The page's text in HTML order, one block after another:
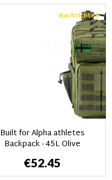
Nachrichten
Built for Alpha athletes
Backpack - 45L Olive
€52.45